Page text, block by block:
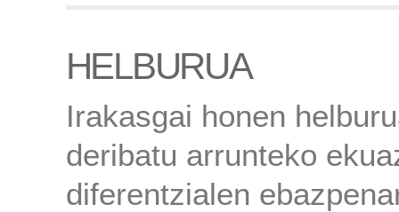
HELBURUA
Irakasgai honen
deribatu arrunteko
diferentzialen